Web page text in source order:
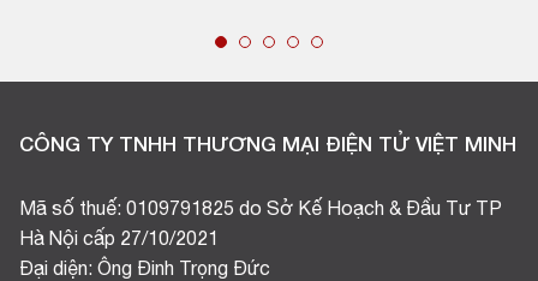
CÔNG TY TNHH THƯƠNG MẠI ĐIỆN TỬ VIỆT MINH
Mã số thuế: 0109791825 do Sở Kế Hoạch & Đầu Tư TP
Hà Nội cấp 27/10/2021
Đại diện: Ông Đinh Trọng Đức